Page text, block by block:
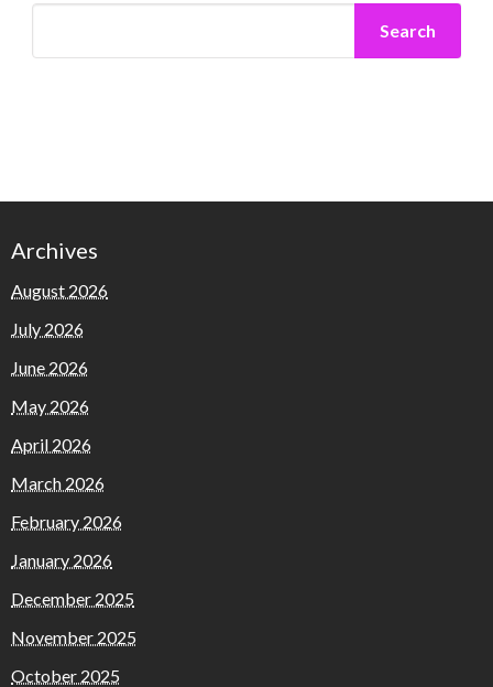
Search
Archives
August 2026
July 2026
June 2026
May 2026
April 2026
March 2026
February 2026
January 2026
December 2025
November 2025
October 2025